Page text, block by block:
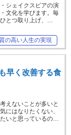
シェイクスピアの演
文化を学びます。毎
とつ取り上げ、…
の高い人生の実現
早く改善する食
えないことが多いと
にはなりたくない、
いと思っているの…